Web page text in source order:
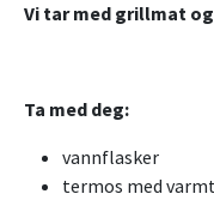
Vi tar med grillmat
Ta med deg:
vannflasker
termos med